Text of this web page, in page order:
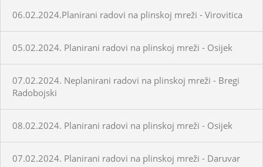
06.02.2024.Planirani radovi na plinskoj mreži - Virovitica
05.02.2024. Planirani radovi na plinskoj mreži - Osijek
07.02.2024. Neplanirani radovi na plinskoj mreži - Bregi
Radobojski
08.02.2024. Planirani radovi na plinskoj mreži - Osijek
07.02.2024. Planirani radovi na plinskoj mreži - Daruvar